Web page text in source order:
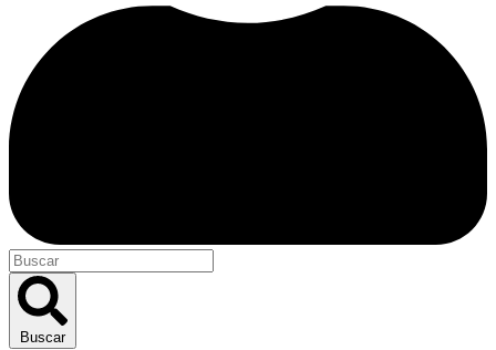
Buscar